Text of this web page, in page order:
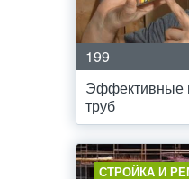
199
Эффективные
труб
СТРОЙКА И